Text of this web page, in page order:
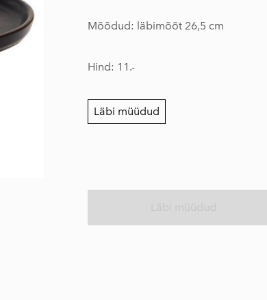
Mõõdud: läbimõõt 26,5 cm
Hind: 11.-
Läbi müüdud